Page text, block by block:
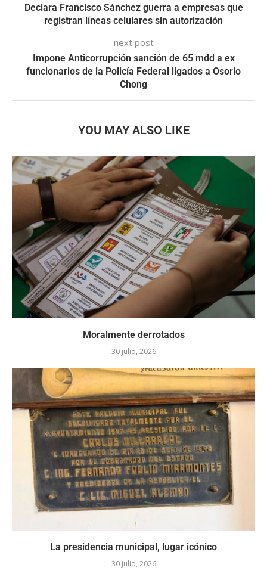
Declara Francisco Sánchez guerra a empresas que
registran líneas celulares sin autorización
next post
Impone Anticorrupción sanción de 65 mdd a ex
funcionarios de la Policía Federal ligados a Osorio
Chong
YOU MAY ALSO LIKE
Moralmente derrotados
30 julio, 2026
La presidencia municipal, lugar icónico
30 julio, 2026